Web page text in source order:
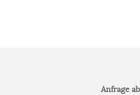
Anfrage